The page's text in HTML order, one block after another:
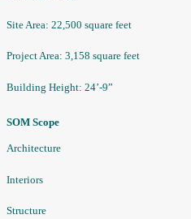
Site Area: 22,500 square feet
Project Area: 3,158 square feet
Building Height: 24’-9”
SOM Scope
Architecture
Interiors
Structure